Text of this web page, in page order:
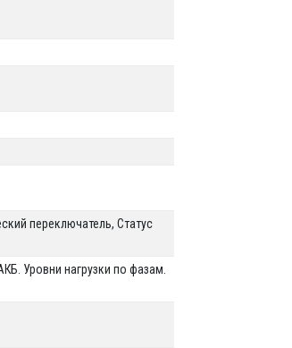
переключатель, Статус
Уровни нагрузки по фазам.